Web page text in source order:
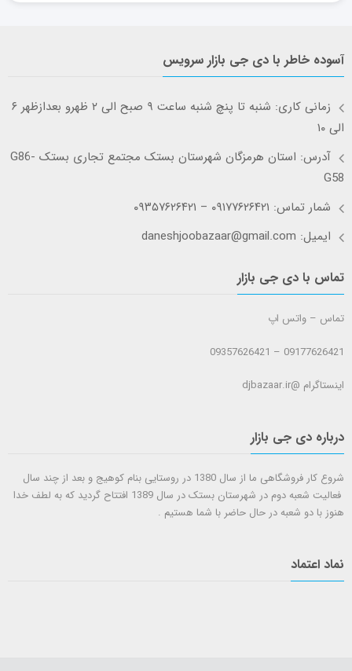
آسوده خاطر با دی جی بازار سرویس
زمانی کاری: شنبه تا پنچ شنبه ساعت ۹ صبح الی ۲ ظهرو بعدازظهر ۶
الی ۱۰
آدرس: استان هرمزگان شهرستان بستک مجتمع تجاری بستک G86-
G58
شمار تماس: ۰۹۱۷۷۶۲۶۴۲۱ – ۰۹۳۵۷۶۲۶۴۲۱
ایمیل: daneshjoobazaar@gmail.com
تماس با دی جی بازار
تماس – واتس اپ
09177626421 – 09357626421
اینستاگرام @djbazaar.ir
درباره دی جی بازار
شروع کار فروشگاهی ما از سال 1380 در روستایی بنام کوهیج و بعد از چند سال
فعالیت شعبه دوم در شهرستان بستک در سال 1389 افتتاح گردید که به لطف خدا
هنوز با دو شعبه در حال حاضر با شما هستيم .
نماد اعتماد